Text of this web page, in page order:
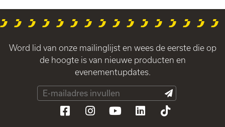
Word lid van onze mailinglijst en wees de eerste die op
de hoogte is van nieuwe producten en
evenementupdates.